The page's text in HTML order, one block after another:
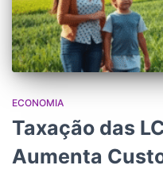
ECONOMIA
Taxação das
Aumenta